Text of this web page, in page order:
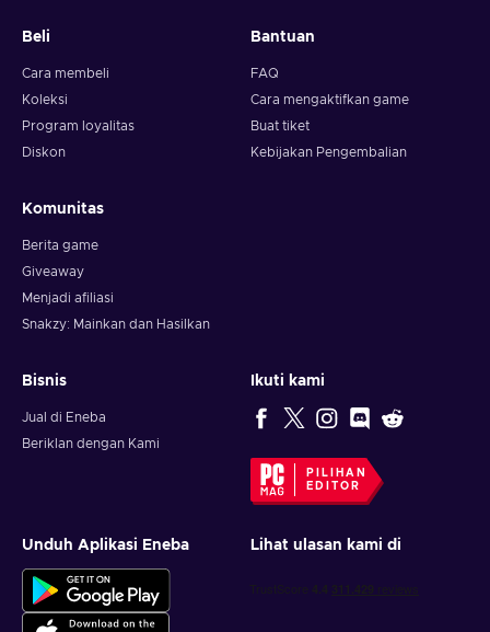
Beli
Cara membeli
Koleksi
Program loyalitas
Diskon
Bantuan
FAQ
Cara mengaktifkan game
Buat tiket
Kebijakan Pengembalian
Komunitas
Berita game
Giveaway
Menjadi afiliasi
Snakzy: Mainkan dan Hasilkan
Bisnis
Jual di Eneba
Beriklan dengan Kami
Ikuti kami
PILIHAN
EDITOR
Unduh Aplikasi Eneba Lihat ulasan kami di